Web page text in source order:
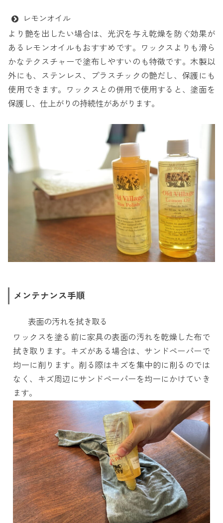
レモンオイル
より艶を出したい場合は、光沢を与え乾燥を防ぐ効果が
あるレモンオイルもおすすめです。ワックスよりも滑ら
かなテクスチャーで塗布しやすいのも特徴です。木製以
外にも、ステンレス、プラスチックの艶だし、保護にも
使用できます。ワックスとの併用で使用すると、塗面を
保護し、仕上がりの持続性があがります。
メンテナンス手順
表面の汚れを拭き取る
ワックスを塗る前に家具の表面の汚れを乾燥した布で
拭き取ります。キズがある場合は、サンドペーパーで
均一に削ります。削る際はキズを集中的に削るのでは
なく、キズ周辺にサンドペーパーを均一にかけていき
ます。